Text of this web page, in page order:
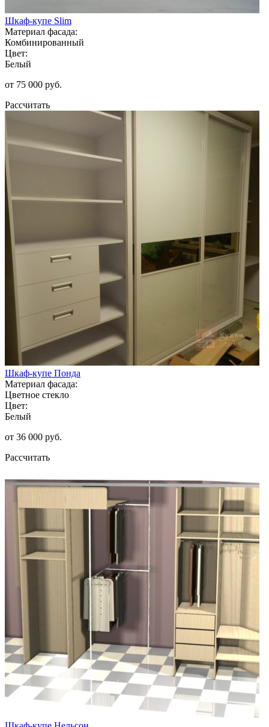
Шкаф-купе Slim
Материал фасада:
Комбинированный
Цвет:
Белый
от 75 000 руб.
Рассчитать
Шкаф-купе Понда
Материал фасада:
Цветное стекло
Цвет:
Белый
от 36 000 руб.
Рассчитать